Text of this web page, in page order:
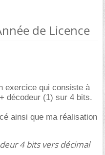
de Licence
exercice qui consiste à
décodeur (1) sur 4 bits.
ainsi que ma réalisation
4 bits vers décimal